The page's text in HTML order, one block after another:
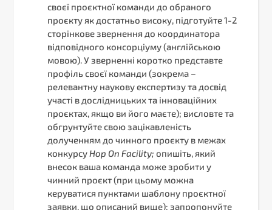
своєї проєктної команди до обраного
проєкту як достатньо високу, підготуйте 1-2
сторінкове звернення до координатора
відповідного консорціуму (англійською
мовою). У зверненні коротко представте
профіль своєї команди (зокрема –
релевантну наукову експертизу та досвід
участі в дослідницьких та інноваційних
проєктах, якщо ви його маєте); висловте та
обгрунтуйте свою зацікавленість
долученням до чинного проєкту в межах
конкурсуHop On Facility; опишіть, який
внесок ваша команда може зробити у
чинний проєкт (при цьому можна
керуватися пунктами шаблону проєктної
заявки, що описаний вище); запропонуйте